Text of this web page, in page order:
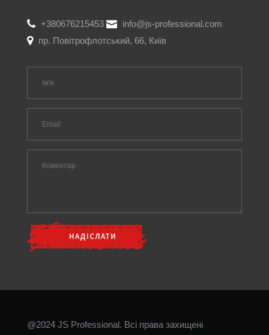
+380676215453
info@js-professional.com
пр. Повітрофлотський, 66, Київ
@2024 JS Professional. Всі права захищені